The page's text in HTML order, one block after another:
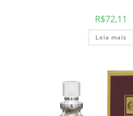
R$72,11
Leia mais